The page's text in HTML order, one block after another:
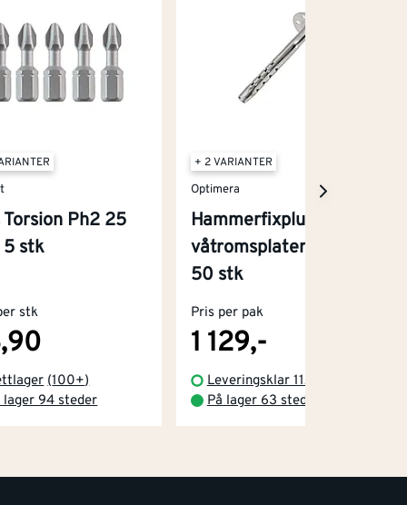
Torsion Ph2 25
5 stk
stk
(100+)
lager 94 steder
+ 2 VARIANTER
Optimera
Hammerfixplug til
våtromsplater 90 mm
50 stk
Pris per pak
1 129,-
Leveringsklar 11.08.2026
På lager 63 steder